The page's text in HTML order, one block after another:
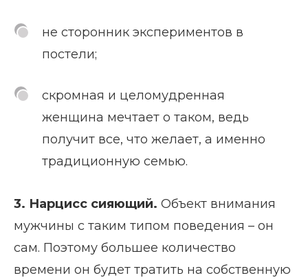
не сторонник экспериментов в
постели;
скромная и целомудренная
женщина мечтает о таком, ведь
получит все, что желает, а именно
традиционную семью.
3. Нарцисс сияющий. Объект внимания
мужчины с таким типом поведения – он
сам. Поэтому большее количество
времени он будет тратить на собственную